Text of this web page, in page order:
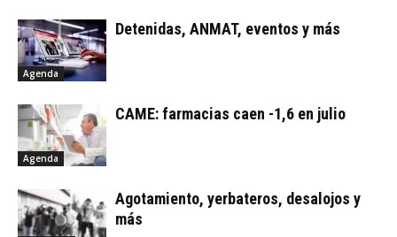
Agenda
Detenidas, ANMAT, eventos y más
Agenda
CAME: farmacias caen -1,6 en julio
Agotamiento, yerbateros, desalojos y
más